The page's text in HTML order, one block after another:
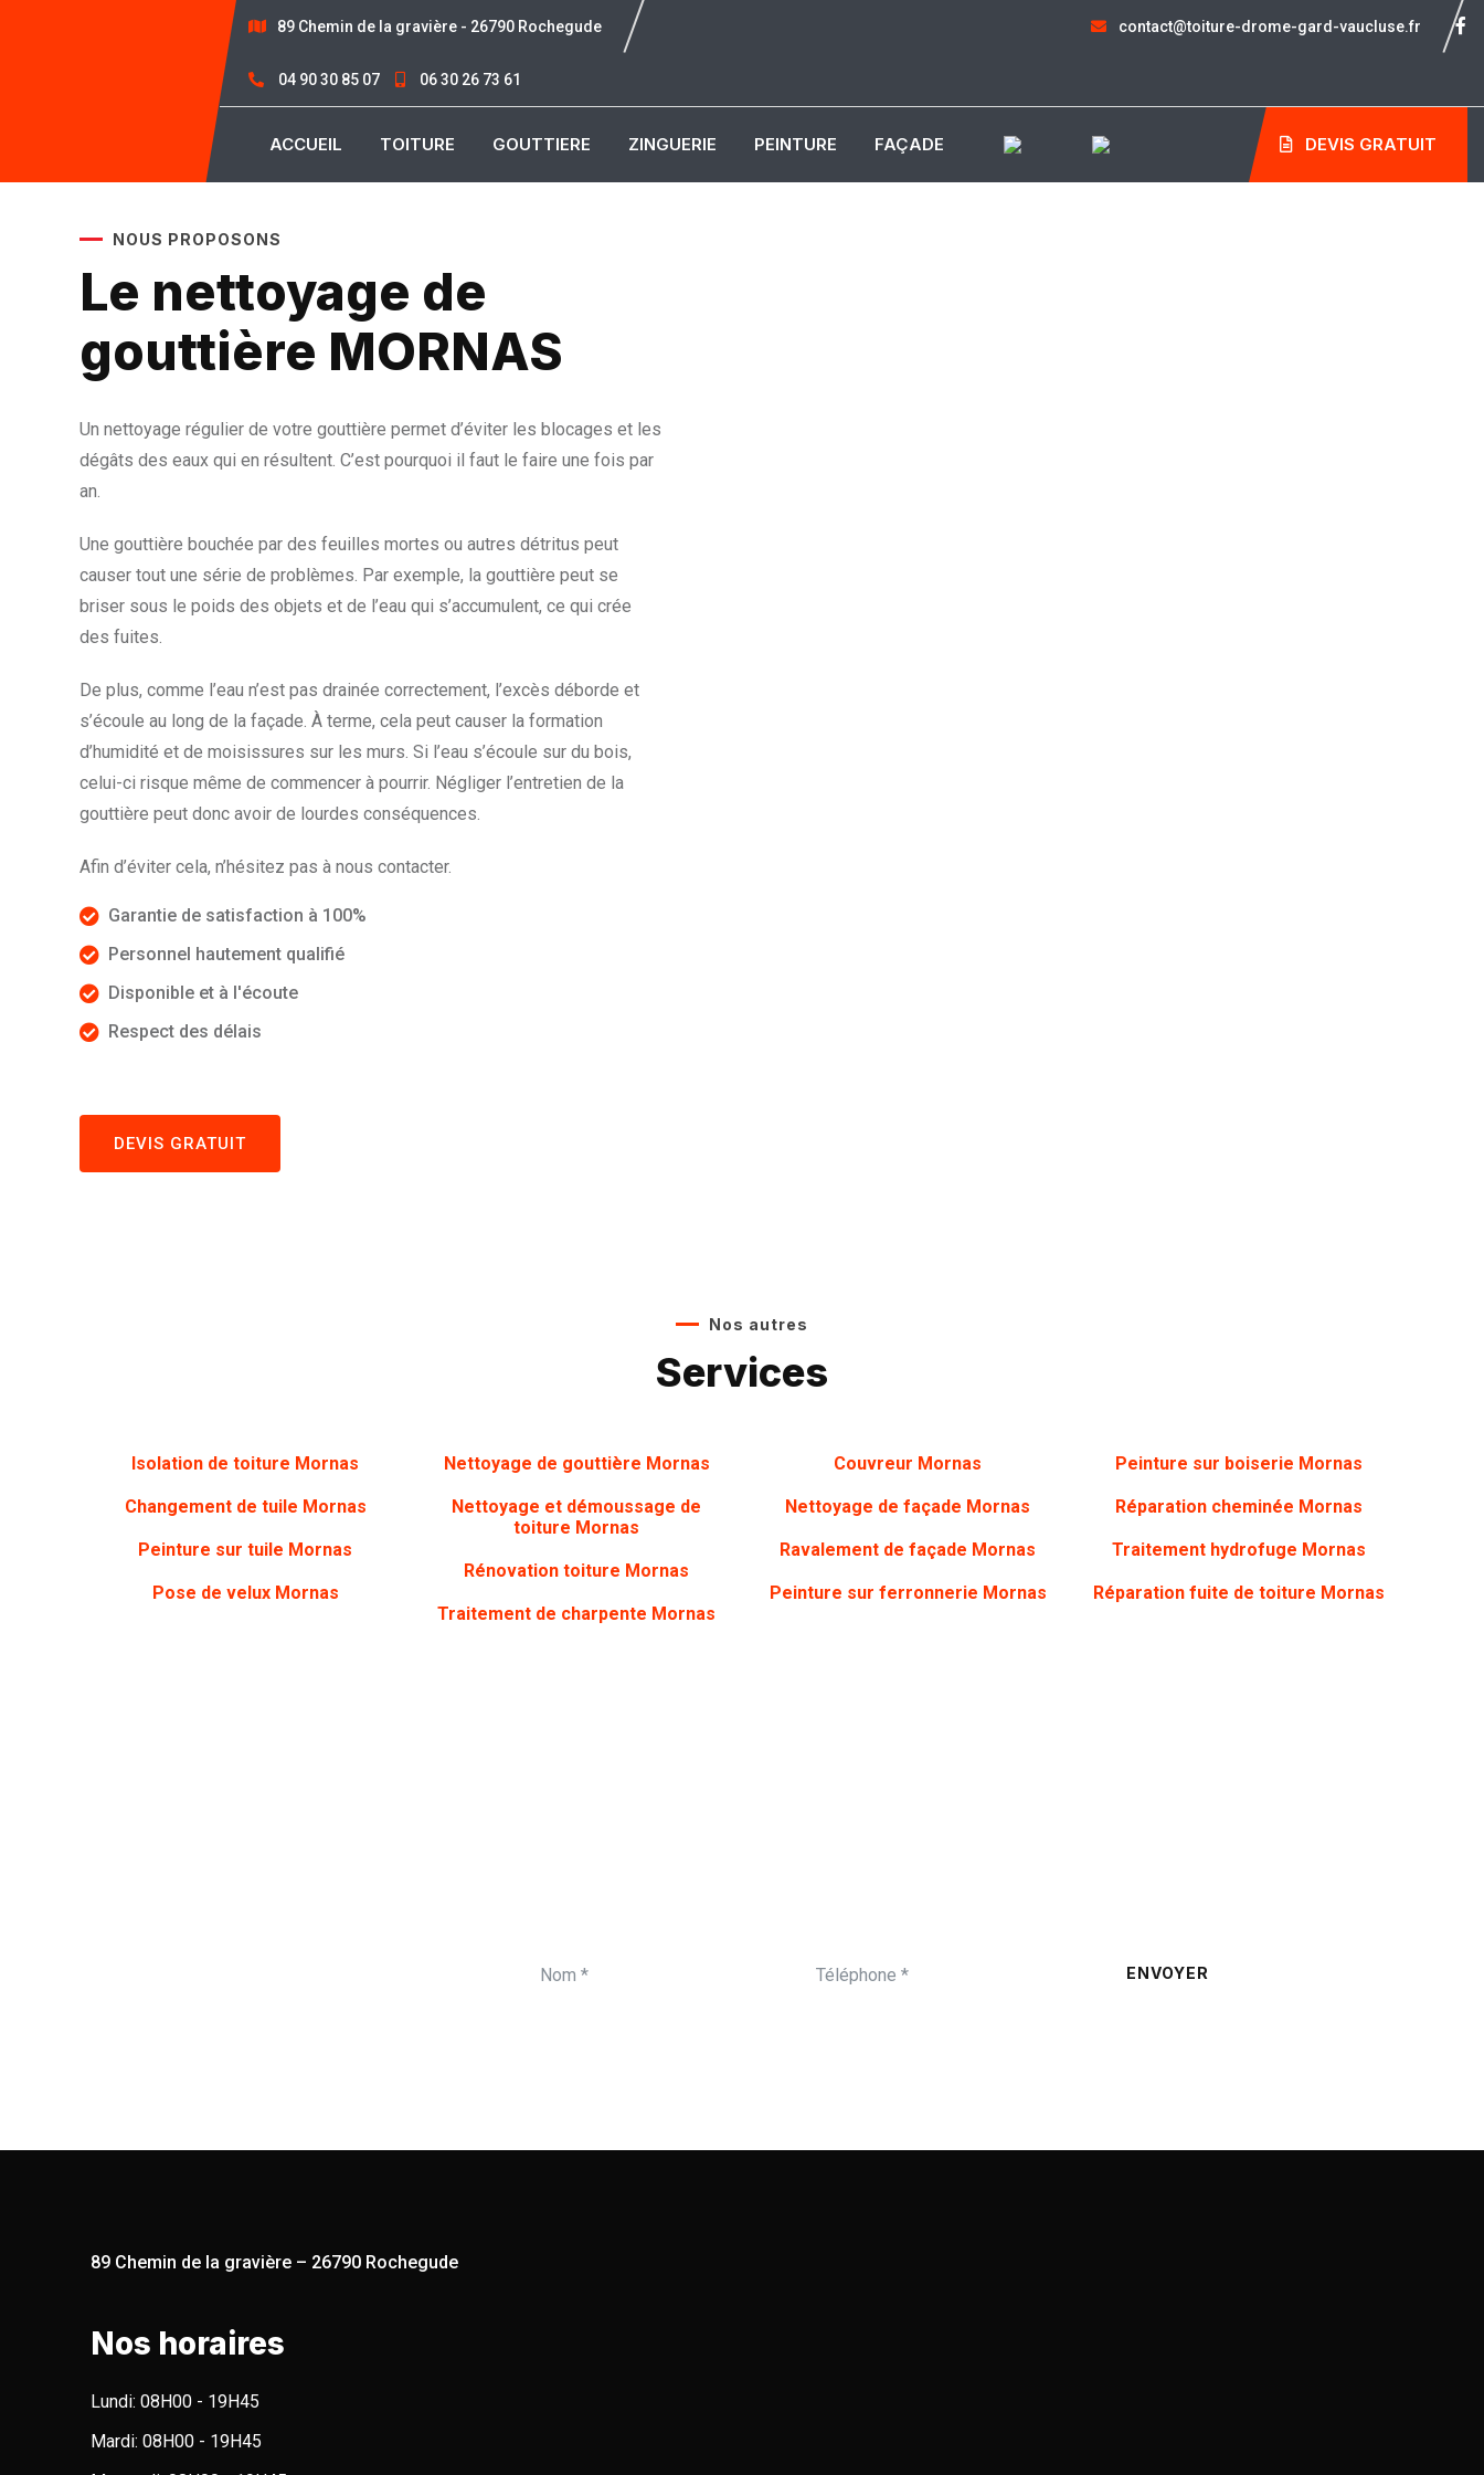
89 Chemin de la gravière - 26790 Rochegude
04 90 30 85 07 06 30 26 73 61
contact@toiture-drome-gard-vaucluse.fr
ACCUEIL TOITURE GOUTTIERE ZINGUERIE PEINTURE FAÇADE DEVIS GRATUIT
NOUS PROPOSONS
Le nettoyage de
gouttière MORNAS
Un nettoyage régulier de votre gouttière permet d’éviter les blocages et les
dégâts des eaux qui en résultent. C’est pourquoi il faut le faire une fois par
an.
Une gouttière bouchée par des feuilles mortes ou autres détritus peut
causer tout une série de problèmes. Par exemple, la gouttière peut se
briser sous le poids des objets et de l’eau qui s’accumulent, ce qui crée
des fuites.
De plus, comme l’eau n’est pas drainée correctement, l’excès déborde et
s’écoule au long de la façade. À terme, cela peut causer la formation
d’humidité et de moisissures sur les murs. Si l’eau s’écoule sur du bois,
celui-ci risque même de commencer à pourrir. Négliger l’entretien de la
gouttière peut donc avoir de lourdes conséquences.
Afin d’éviter cela, n’hésitez pas à nous contacter.
Garantie de satisfaction à 100%
Personnel hautement qualifié
Disponible et à l'écoute
Respect des délais
DEVIS GRATUIT
Nos autres
Services
Isolation de toiture Mornas
Changement de tuile Mornas
Peinture sur tuile Mornas
Pose de velux Mornas
Nettoyage de gouttière Mornas
Nettoyage et démoussage de
toiture Mornas
Rénovation toiture Mornas
Traitement de charpente Mornas
Couvreur Mornas
Nettoyage de façade Mornas
Ravalement de façade Mornas
Peinture sur ferronnerie Mornas
Peinture sur boiserie Mornas
Réparation cheminée Mornas
Traitement hydrofuge Mornas
Réparation fuite de toiture Mornas
ENVOYER
89 Chemin de la gravière – 26790 Rochegude
Nos horaires
Lundi: 08H00 - 19H45
Mardi: 08H00 - 19H45